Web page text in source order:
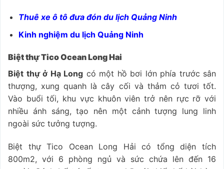
Thuê xe ô tô đưa đón du lịch Quảng Ninh
Kinh nghiệm du lịch Quảng Ninh
Biệt thự Tico Ocean Long Hai
Biệt thự ở Hạ Long có một hồ bơi lớn phía trước sân
thượng, xung quanh là cây cối và thảm cỏ tươi tốt.
Vào buổi tối, khu vực khuôn viên trở nên rực rỡ với
nhiều ánh sáng, tạo nên một cảnh tượng lung linh
ngoài sức tưởng tượng.
Biệt thự Tico Ocean Long Hải có tổng diện tích
800m2, với 6 phòng ngủ và sức chứa lên đến 16